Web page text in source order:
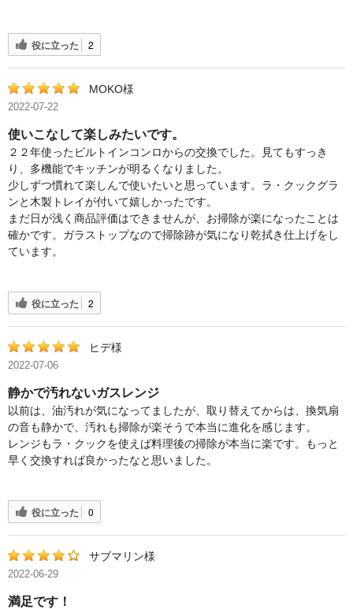
役に立った 2
MOKO様
2022-07-22
使いこなして楽しみたいです。
２２年使ったビルトインコンロからの交換でした。見てもすっき
り、多機能でキッチンが明るくなりました。
少しずつ慣れて楽しんで使いたいと思っています。ラ・クックグラ
ンと木製トレイが付いて嬉しかったです。
まだ日が浅く商品評価はできませんが、お掃除が楽になったことは
確かです。ガラストップなので掃除跡が気になり乾拭き仕上げをし
ています。
役に立った 2
ヒデ様
2022-07-06
静かで汚れないガスレンジ
以前は、油汚れが気になってましたが、取り替えてからは、換気扇
の音も静かで、汚れも掃除が楽そうで本当に進化を感じます。
レンジもラ・クックを使えば料理後の掃除が本当に楽です。もっと
早く交換すれば良かったなと思いました。
役に立った 0
サブマリン様
2022-06-29
満足です！